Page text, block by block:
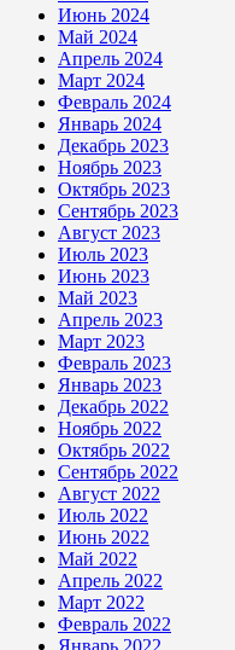
Июнь 2024
Май 2024
Апрель 2024
Март 2024
Февраль 2024
Январь 2024
Декабрь 2023
Ноябрь 2023
Октябрь 2023
Сентябрь 2023
Август 2023
Июль 2023
Июнь 2023
Май 2023
Апрель 2023
Март 2023
Февраль 2023
Январь 2023
Декабрь 2022
Ноябрь 2022
Октябрь 2022
Сентябрь 2022
Август 2022
Июль 2022
Июнь 2022
Май 2022
Апрель 2022
Март 2022
Февраль 2022
Январь 2022